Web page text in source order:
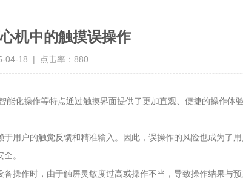
机中的触摸误操作
04-18 | 点击率：880
化操作等特点通过触摸界面提供了更加直观、便捷的操作体
户的触觉反馈和精准输入。因此，误操作的风险也成为了
。
作时，由于触屏灵敏度过高或操作不当，导致操作结果与